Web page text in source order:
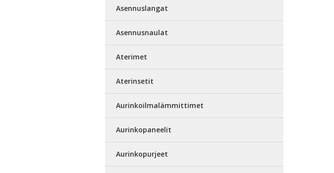
Asennuslangat
Asennusnaulat
Aterimet
Aterinsetit
Aurinkoilmalämmittimet
Aurinkopaneelit
Aurinkopurjeet